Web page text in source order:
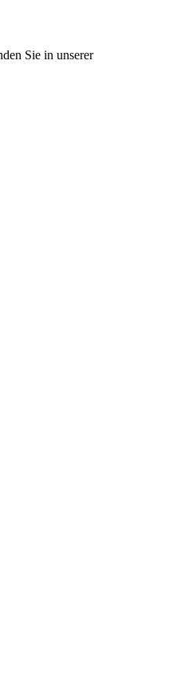
Sie in unserer